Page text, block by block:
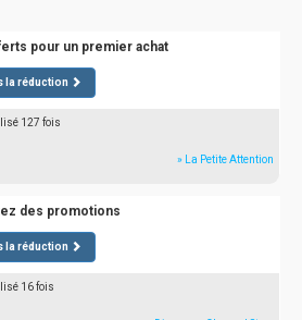
pour un premier achat
la réduction
127 fois
» La Petite Attention
des promotions
la réduction
16 fois